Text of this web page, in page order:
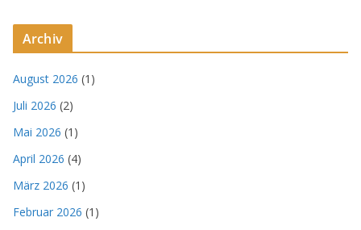
Archiv
August 2026 (1)
Juli 2026 (2)
Mai 2026 (1)
April 2026 (4)
März 2026 (1)
Februar 2026 (1)